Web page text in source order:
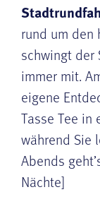
rund um den
schwingt der
immer mit.
eigene
Tasse Tee in
während Sie
Abends
Nächte]